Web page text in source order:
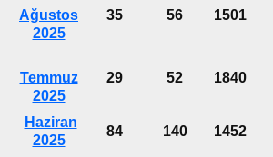
Ağustos
2025
35 56 1501
Temmuz
2025
29 52 1840
Haziran
2025
84 140 1452